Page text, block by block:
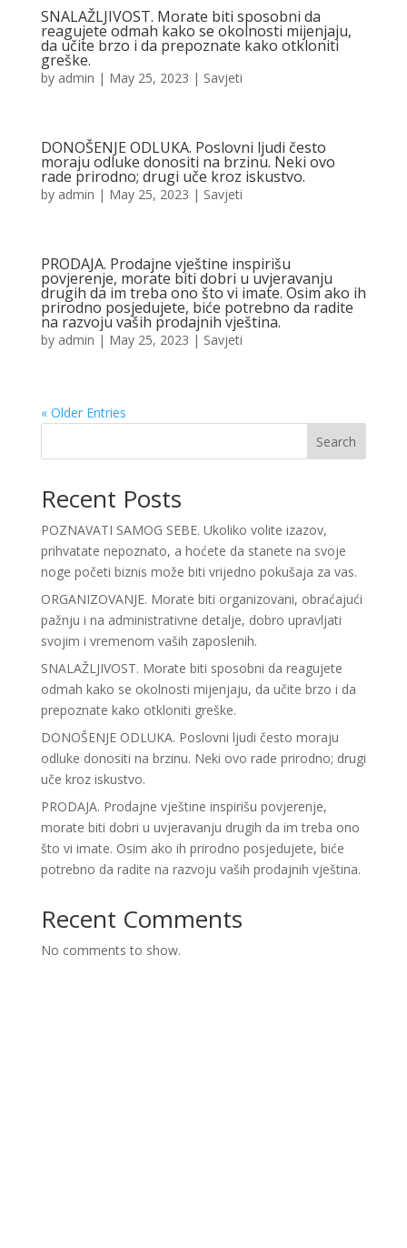
SNALAŽLJIVOST. Morate biti sposobni da
reagujete odmah kako se okolnosti mijenjaju,
da učite brzo i da prepoznate kako otkloniti
greške.
by admin | May 25, 2023 | Savjeti
DONOŠENJE ODLUKA. Poslovni ljudi često
moraju odluke donositi na brzinu. Neki ovo
rade prirodno; drugi uče kroz iskustvo.
by admin | May 25, 2023 | Savjeti
PRODAJA. Prodajne vještine inspirišu
povjerenje, morate biti dobri u uvjeravanju
drugih da im treba ono što vi imate. Osim ako ih
prirodno posjedujete, biće potrebno da radite
na razvoju vaših prodajnih vještina.
by admin | May 25, 2023 | Savjeti
« Older Entries
Search
Recent Posts
POZNAVATI SAMOG SEBE. Ukoliko volite izazov,
prihvatate nepoznato, a hoćete da stanete na svoje
noge početi biznis može biti vrijedno pokušaja za vas.
ORGANIZOVANJE. Morate biti organizovani, obraćajući
pažnju i na administrativne detalje, dobro upravljati
svojim i vremenom vaših zaposlenih.
SNALAŽLJIVOST. Morate biti sposobni da reagujete
odmah kako se okolnosti mijenjaju, da učite brzo i da
prepoznate kako otkloniti greške.
DONOŠENJE ODLUKA. Poslovni ljudi često moraju
odluke donositi na brzinu. Neki ovo rade prirodno; drugi
uče kroz iskustvo.
PRODAJA. Prodajne vještine inspirišu povjerenje,
morate biti dobri u uvjeravanju drugih da im treba ono
što vi imate. Osim ako ih prirodno posjedujete, biće
potrebno da radite na razvoju vaših prodajnih vještina.
Recent Comments
No comments to show.